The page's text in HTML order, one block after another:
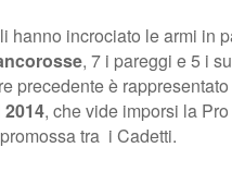
hanno incrociato le armi in
, 7 i pareggi e 5 i
precedente è
2014, che vide imporsi la
tra i Cadetti.